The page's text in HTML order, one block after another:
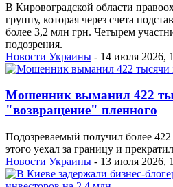
В Кировоградской области
группу, которая через счета
более 3,2 млн грн. Четырем
подозрения.
Новости Украины - 14 июля 2026,
Мошенник выманил 422
"возвращение" пленного
Подозреваемый получил более
этого уехал за границу и
Новости Украины - 13 июля 2026,